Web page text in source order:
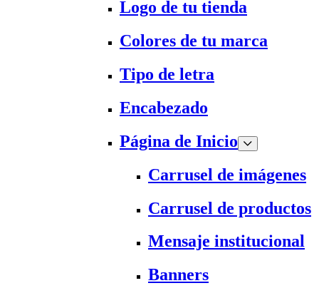
Logo de tu tienda
Colores de tu marca
Tipo de letra
Encabezado
Página de Inicio
Carrusel de imágenes
Carrusel de productos
Mensaje institucional
Banners